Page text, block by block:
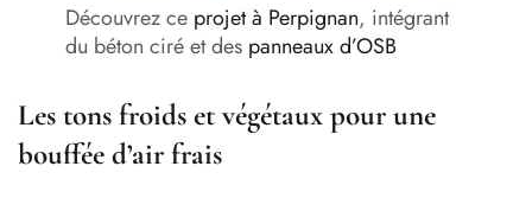
Découvrez ce projet à Perpignan, intégrant
du béton ciré et des panneaux d’OSB
Les tons froids et végétaux pour une
bouffée d’air frais